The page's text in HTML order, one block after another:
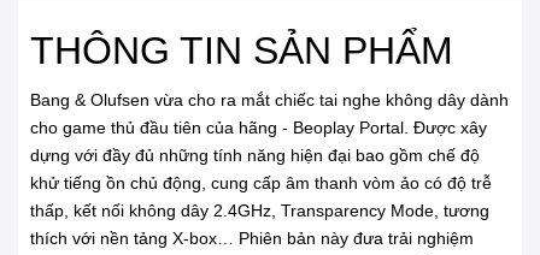
THÔNG TIN SẢN PHẨM
Bang & Olufsen vừa cho ra mắt chiếc tai nghe không dây dành
cho game thủ đầu tiên của hãng - Beoplay Portal. Được xây
dựng với đầy đủ những tính năng hiện đại bao gồm chế độ
khử tiếng ồn chủ động, cung cấp âm thanh vòm ảo có độ trễ
thấp, kết nối không dây 2.4GHz, Transparency Mode, tương
thích với nền tảng X-box… Phiên bản này đưa trải nghiệm